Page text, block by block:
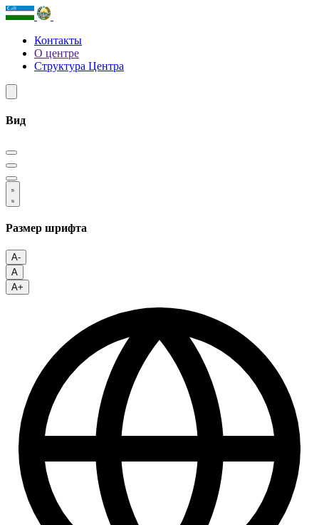
Контакты
О центре
Структура Центра
Вид
Размер шрифта
A-
A
A+